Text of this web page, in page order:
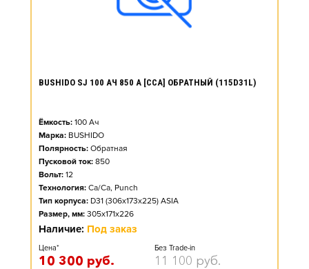
BUSHIDO SJ 100 АЧ 850 А [CCA] ОБРАТНЫЙ (115D31L)
Ёмкость: 100 Ач
Марка: BUSHIDO
Полярность: Обратная
Пусковой ток: 850
Вольт: 12
Технология: Ca/Ca, Punch
Тип корпуса: D31 (306x173x225) ASIA
Размер, мм: 305x171x226
Наличие: Под заказ
Цена*
10 300 руб.
Без Trade-in
11 100 руб.